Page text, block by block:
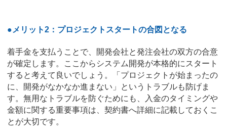
●メリット2：プロジェクトスタートの合図となる
着手金を支払うことで、開発会社と発注会社の双方の合意
が確定します。ここからシステム開発が本格的にスタート
すると考えて良いでしょう。「プロジェクトが始まったの
に、開発がなかなか進まない」というトラブルも防げま
す。無用なトラブルを防ぐためにも、入金のタイミングや
金額に関する重要事項は、契約書へ詳細に記載しておくこ
とが大切です。